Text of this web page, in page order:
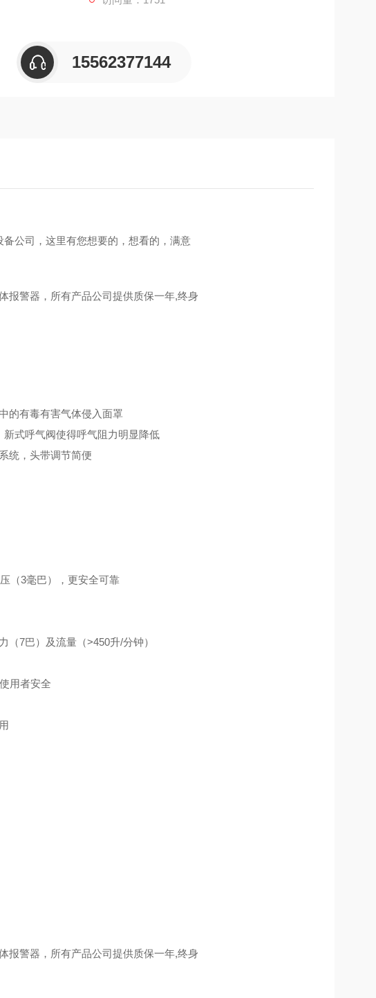
15562377144
公司，这里有您想要的，想看的，满意
报警器，所有产品公司提供质保一年,终身
的有毒有害气体侵入面罩
式呼气阀使得呼气阻力明显降低
统，头带调节简便
（3毫巴），更安全可靠
7巴）及流量（>450升/分钟）
用者安全
报警器，所有产品公司提供质保一年,终身